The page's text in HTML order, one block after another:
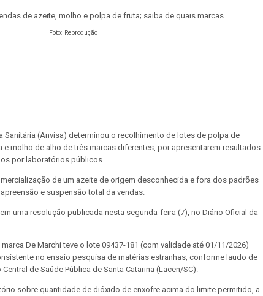
Foto: Reprodução
Sanitária (Anvisa) determinou o recolhimento de lotes de polpa de
e molho de alho de três marcas diferentes, por apresentarem resultados
por laboratórios públicos.
de um azeite de origem desconhecida e fora dos padrões
e suspensão total da vendas.
uma resolução publicada nesta segunda-feira (7), no Diário Oficial da
De Marchi teve o lote 09437-181 (com validade até 01/11/2026)
no ensaio pesquisa de matérias estranhas, conforme laudo de
de Saúde Pública de Santa Catarina (Lacen/SC).
sobre quantidade de dióxido de enxofre acima do limite permitido, a